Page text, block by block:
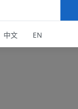
中文 EN